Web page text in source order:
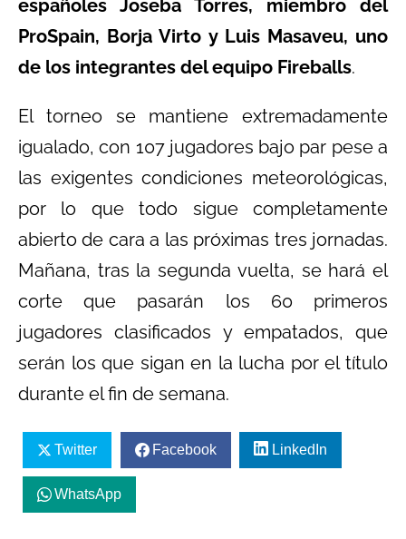
españoles Joseba Torres, miembro del
ProSpain, Borja Virto y Luis Masaveu, uno
de los integrantes del equipo Fireballs.
El torneo se mantiene extremadamente
igualado, con 107 jugadores bajo par pese a
las exigentes condiciones meteorológicas,
por lo que todo sigue completamente
abierto de cara a las próximas tres jornadas.
Mañana, tras la segunda vuelta, se hará el
corte que pasarán los 60 primeros
jugadores clasificados y empatados, que
serán los que sigan en la lucha por el título
durante el fin de semana.
Twitter Facebook LinkedIn
WhatsApp